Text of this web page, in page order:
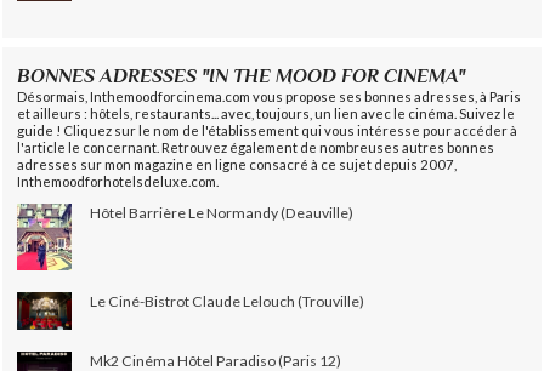
BONNES ADRESSES "IN THE MOOD FOR CINEMA"
Désormais, Inthemoodforcinema.com vous propose ses bonnes adresses, à Paris
et ailleurs : hôtels, restaurants... avec, toujours, un lien avec le cinéma. Suivez le
guide ! Cliquez sur le nom de l'établissement qui vous intéresse pour accéder à
l'article le concernant. Retrouvez également de nombreuses autres bonnes
adresses sur mon magazine en ligne consacré à ce sujet depuis 2007,
Inthemoodforhotelsdeluxe.com.
Hôtel Barrière Le Normandy (Deauville)
Le Ciné-Bistrot Claude Lelouch (Trouville)
Mk2 Cinéma Hôtel Paradiso (Paris 12)